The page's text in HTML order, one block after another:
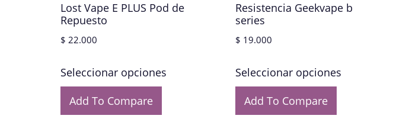
Lost Vape E PLUS Pod de
Repuesto
$ 22.000
Seleccionar opciones
Add To Compare
Resistencia Geekvape b
series
$ 19.000
Seleccionar opciones
Add To Compare